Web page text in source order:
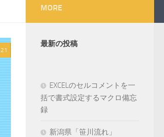
21
MORE
最新の投稿
EXCELのセルコメントを一
括で書式設定するマクロ備忘
録
新潟県「笹川流れ」